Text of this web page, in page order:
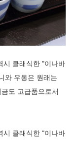
시 클래식한 "이나바
와 우동은 원래는
도 고급품으로서
시 클래식한 "이나바